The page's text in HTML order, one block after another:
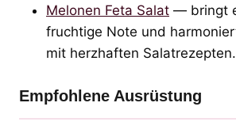
Melonen Feta Salat — bringt
fruchtige Note und
mit herzhaften Salatrezepten.
Empfohlene Ausrüstung